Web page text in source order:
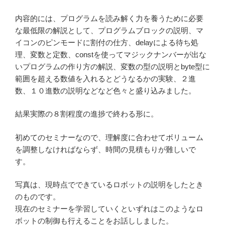
内容的には、プログラムを読み解く力を養うために必要
な最低限の解説として、プログラムブロックの説明、マ
イコンのピンモードに割付の仕方、delayによる待ち処
理、変数と定数、constを使ってマジックナンバーが出な
いプログラムの作り方の解説、変数の型の説明とbyte型に
範囲を超える数値を入れるとどうなるかの実験、２進
数、１０進数の説明などなど色々と盛り込みました。
結果実際の８割程度の進捗で終わる形に。
初めてのセミナーなので、理解度に合わせてボリューム
を調整しなければならず、時間の見積もりが難しいで
す。
写真は、現時点でできているロボットの説明をしたとき
のものです。
現在のセミナーを学習していくといずれはこのようなロ
ボットの制御も行えることをお話ししました。